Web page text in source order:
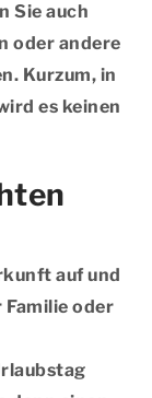
Sie auch
oder andere
Kurzum, in
es keinen
auf und
oder